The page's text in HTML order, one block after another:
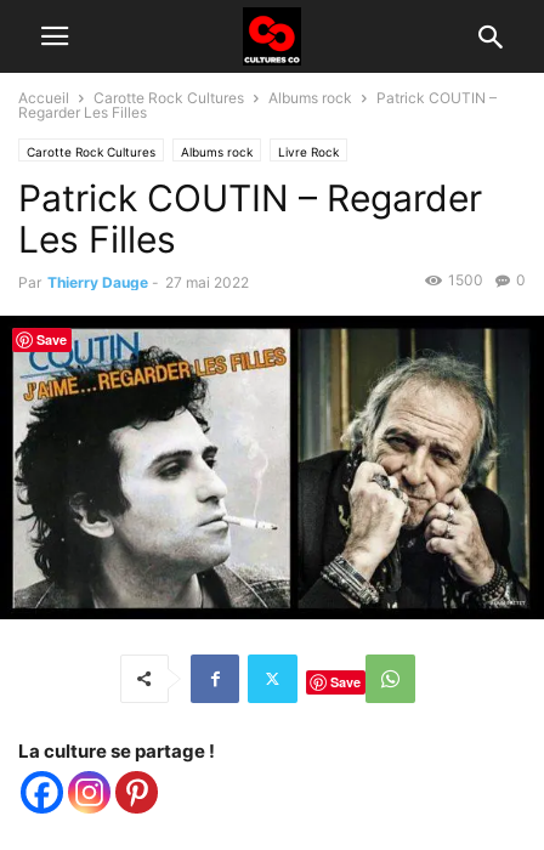
Accueil Carotte Rock Cultures Albums rock
Patrick COUTIN –
Regarder Les Filles
Carotte Rock Cultures Albums rock Livre Rock
Groupes rock d'aujourd'hui
Patrick COUTIN – Regarder
Les Filles
Par Thierry Dauge - 27 mai 2022 0
1500
Save
La culture se partage !
Save